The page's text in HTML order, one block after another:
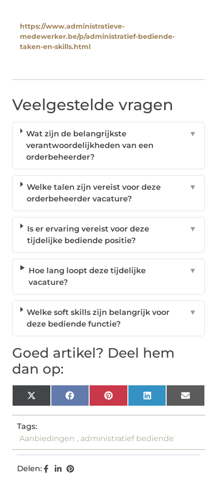
https://www.administratieve-
medewerker.be/p/administratief-bediende-
taken-en-skills.html
Veelgestelde vragen
Wat zijn de belangrijkste
verantwoordelijkheden van een
orderbeheerder?
▼
Welke talen zijn vereist voor deze
orderbeheerder vacature?
▼
Is er ervaring vereist voor deze
tijdelijke bediende positie?
▼
Hoe lang loopt deze tijdelijke
vacature?
▼
Welke soft skills zijn belangrijk voor
deze bediende functie?
▼
Goed artikel? Deel hem
dan op:
X
(Twitter)
FacebookPinterestLinkedIn Email
Tags:
Aanbiedingen , administratief bediende
Delen: